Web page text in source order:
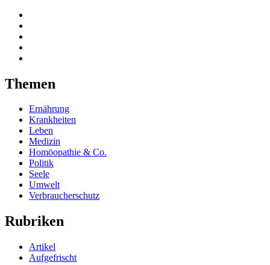
Themen
Ernährung
Krankheiten
Leben
Medizin
Homöopathie & Co.
Politik
Seele
Umwelt
Verbraucherschutz
Rubriken
Artikel
Aufgefrischt